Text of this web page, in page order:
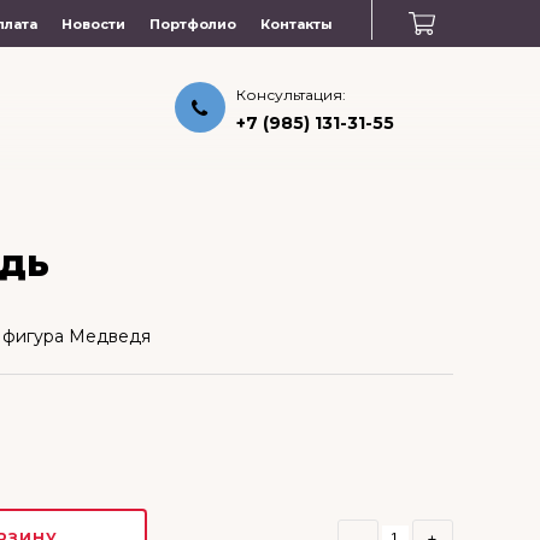
Новости Портфолио Контакты
Консультация:
+7 (985) 131-31-55
фигура Медведя